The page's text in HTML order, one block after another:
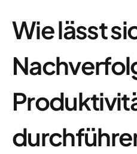
Wie lässt